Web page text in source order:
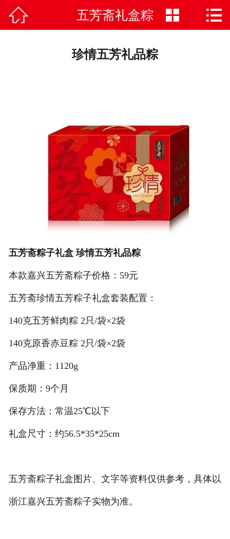
 首页
人才招聘
在线留言
联系我们
 五芳斋礼盒粽  
珍情五芳礼品粽
五芳斋粽子礼盒 珍情五芳礼品粽
本款嘉兴五芳斋粽子价格：59元
五芳斋珍情五芳粽子礼盒套装配置：
140克五芳鲜肉粽 2只/袋×2袋
140克原香赤豆粽 2只/袋×2袋
产品净重：1120g
保质期：9个月
保存方法：常温25℃以下
礼盒尺寸：约56.5*35*25cm
五芳斋粽子礼盒图片、文字等资料仅供参考，具体以
浙江嘉兴五芳斋粽子实物为准。